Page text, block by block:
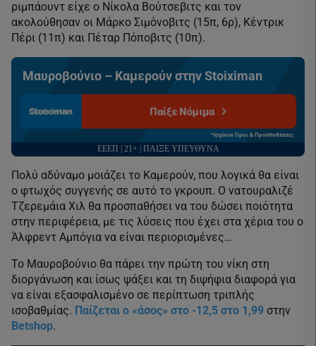
ριμπάουντ είχε ο Νίκολα Βούτσεβιτς και τον
ακολούθησαν οι Μάρκο Σιμόνοβιτς (15π, 6ρ), Κέντρικ
Πέρι (11π) και Πέταρ Πόποβιτς (10π).
Μαυροβούνιο – Καμερούν στην Stoiximan
Παίξε Νόμιμα
*Ισχύουν Όροι & Προϋποθέσεις
ΕΕΕΠ | 21+ | ΠΑΙΞΕ ΥΠΕΥΘΥΝΑ
Πολύ αδύναμο μοιάζει το Καμερούν, που λογικά θα είναι
ο φτωχός συγγενής σε αυτό το γκρουπ. Ο νατουραλιζέ
Τζερεμάια Χιλ θα προσπαθήσει να του δώσει ποιότητα
στην περιφέρεια, με τις λύσεις που έχει στα χέρια του ο
Άλφρεντ Αμπόγια να είναι περιορισμένες…
Το Μαυροβούνιο θα πάρει την πρώτη του νίκη στη
διοργάνωση και ίσως ψάξει και τη διψήφια διαφορά για
να είναι εξασφαλισμένο σε περίπτωση τριπλής
ισοβαθμίας. Παίζεται ο «άσος» στο -12,5 στο 1,99 στην
Betshop.